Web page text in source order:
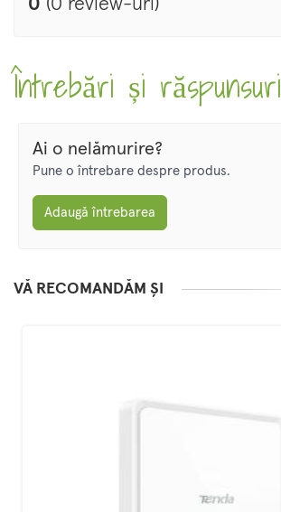
0 (0 review-uri)
Întrebări și răspunsuri
Ai o nelămurire?
Pune o întrebare despre produs.
Adaugă întrebarea
VĂ RECOMANDĂM ȘI